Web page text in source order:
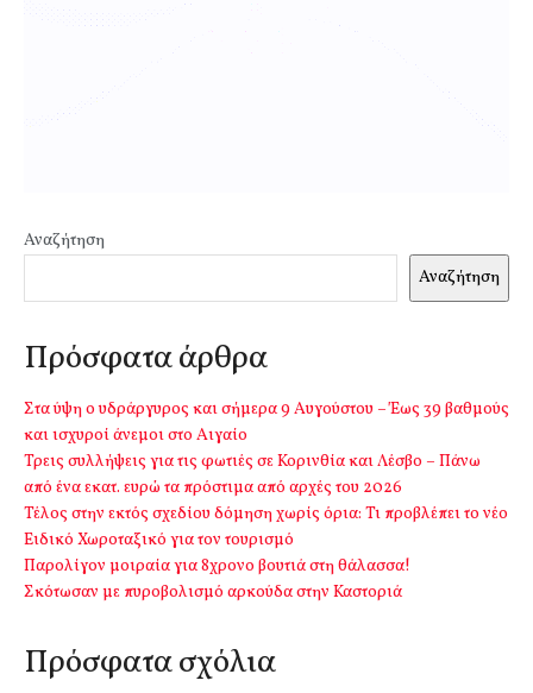
Αναζήτηση
Αναζήτηση
Πρόσφατα άρθρα
Στα ύψη ο υδράργυρος και σήμερα 9 Αυγούστου – Έως 39 βαθμούς
και ισχυροί άνεμοι στο Αιγαίο
Τρεις συλλήψεις για τις φωτιές σε Κορινθία και Λέσβο – Πάνω
από ένα εκατ. ευρώ τα πρόστιμα από αρχές του 2026
Τέλος στην εκτός σχεδίου δόμηση χωρίς όρια: Τι προβλέπει το νέο
Ειδικό Χωροταξικό για τον τουρισμό
Παρολίγον μοιραία για 8χρονο βουτιά στη θάλασσα!
Σκότωσαν με πυροβολισμό αρκούδα στην Καστοριά
Πρόσφατα σχόλια